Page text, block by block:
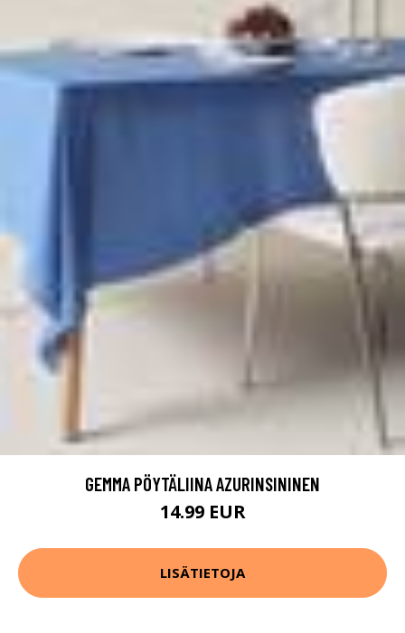
GEMMA PÖYTÄLIINA AZURINSININEN
14.99 EUR
LISÄTIETOJA